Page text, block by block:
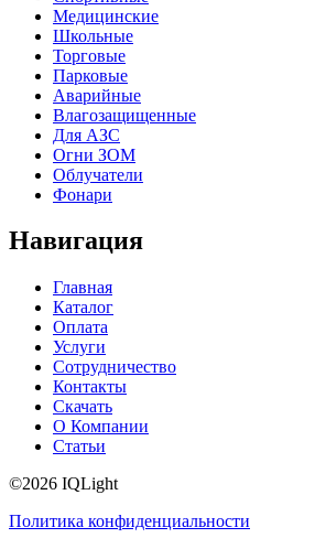
Медицинские
Школьные
Торговые
Парковые
Аварийные
Влагозащищенные
Для АЗС
Огни ЗОМ
Облучатели
Фонари
Навигация
Главная
Каталог
Оплата
Услуги
Сотрудничество
Контакты
Скачать
О Компании
Статьи
©2026 IQLight
Политика конфиденциальности